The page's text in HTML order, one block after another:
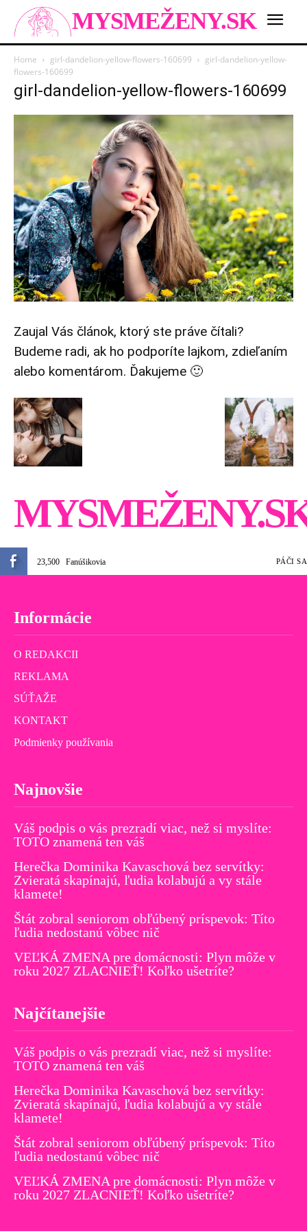
MYSMEŽENY.SK
Home girl-dandelion-yellow-flowers-160699
girl-dandelion-yellow-
flowers-160699
girl-dandelion-yellow-flowers-160699
Zaujal Vás článok, ktorý ste práve čítali?
Budeme radi, ak ho podporíte lajkom, zdieľaním
alebo komentárom. Ďakujeme 🙂
23,500 Fanúšikovia PÁČI SA
Informácie
O REDAKCII
REKLAMA
SÚŤAŽE
KONTAKT
Podmienky používania
Najnovšie
Váš podpis o vás prezradí viac, než si myslíte:
TOTO znamená ten váš
Herečka Dominika Kavaschová bez servítky:
Zvieratá skapínajú, ľudia kolabujú a vy stále
klamete!
Štát zobral seniorom obľúbený príspevok: Títo
ľudia nedostanú vôbec nič
VEĽKÁ ZMENA pre domácnosti: Plyn môže v
roku 2027 ZLACNIEŤ! Koľko ušetríte?
Najčítanejšie
Váš podpis o vás prezradí viac, než si myslíte:
TOTO znamená ten váš
Herečka Dominika Kavaschová bez servítky:
Zvieratá skapínajú, ľudia kolabujú a vy stále
klamete!
Štát zobral seniorom obľúbený príspevok: Títo
ľudia nedostanú vôbec nič
VEĽKÁ ZMENA pre domácnosti: Plyn môže v
roku 2027 ZLACNIEŤ! Koľko ušetríte?